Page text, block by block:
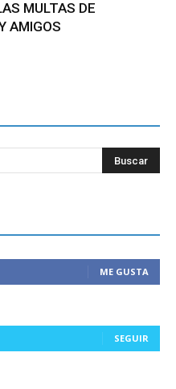
MULTAS DE
AMIGOS
ME GUSTA
SEGUIR